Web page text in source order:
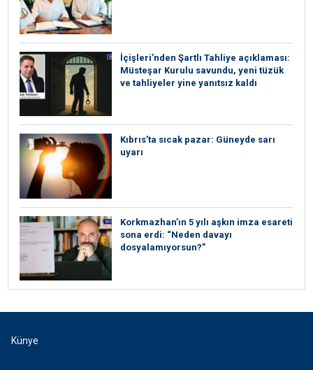
İçişleri’nden Şartlı Tahliye açıklaması:
Müsteşar Kurulu savundu, yeni tüzük
ve tahliyeler yine yanıtsız kaldı
Kıbrıs’ta sıcak pazar: Güneyde sarı
uyarı
Korkmazhan’ın 5 yılı aşkın imza esareti
sona erdi: “Neden davayı
dosyalamıyorsun?”
Künye